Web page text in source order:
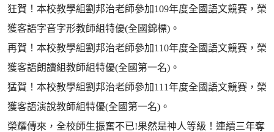
狂賀！本校教學組劉邦治老師參加109年度全國語文競賽，榮
獲客語字音字形教師組特優(全國錦標)。
再賀！本校教學組劉邦治老師參加110年度全國語文競賽，榮
獲客語朗讀組教師組特優(全國第一名)。
猛賀！本校教學組劉邦治老師參加111年度全國語文競賽，榮
獲客語演說教師組特優(全國第一名)。
榮耀傳來，全校師生振奮不已!果然是神人等級！連續三年奪